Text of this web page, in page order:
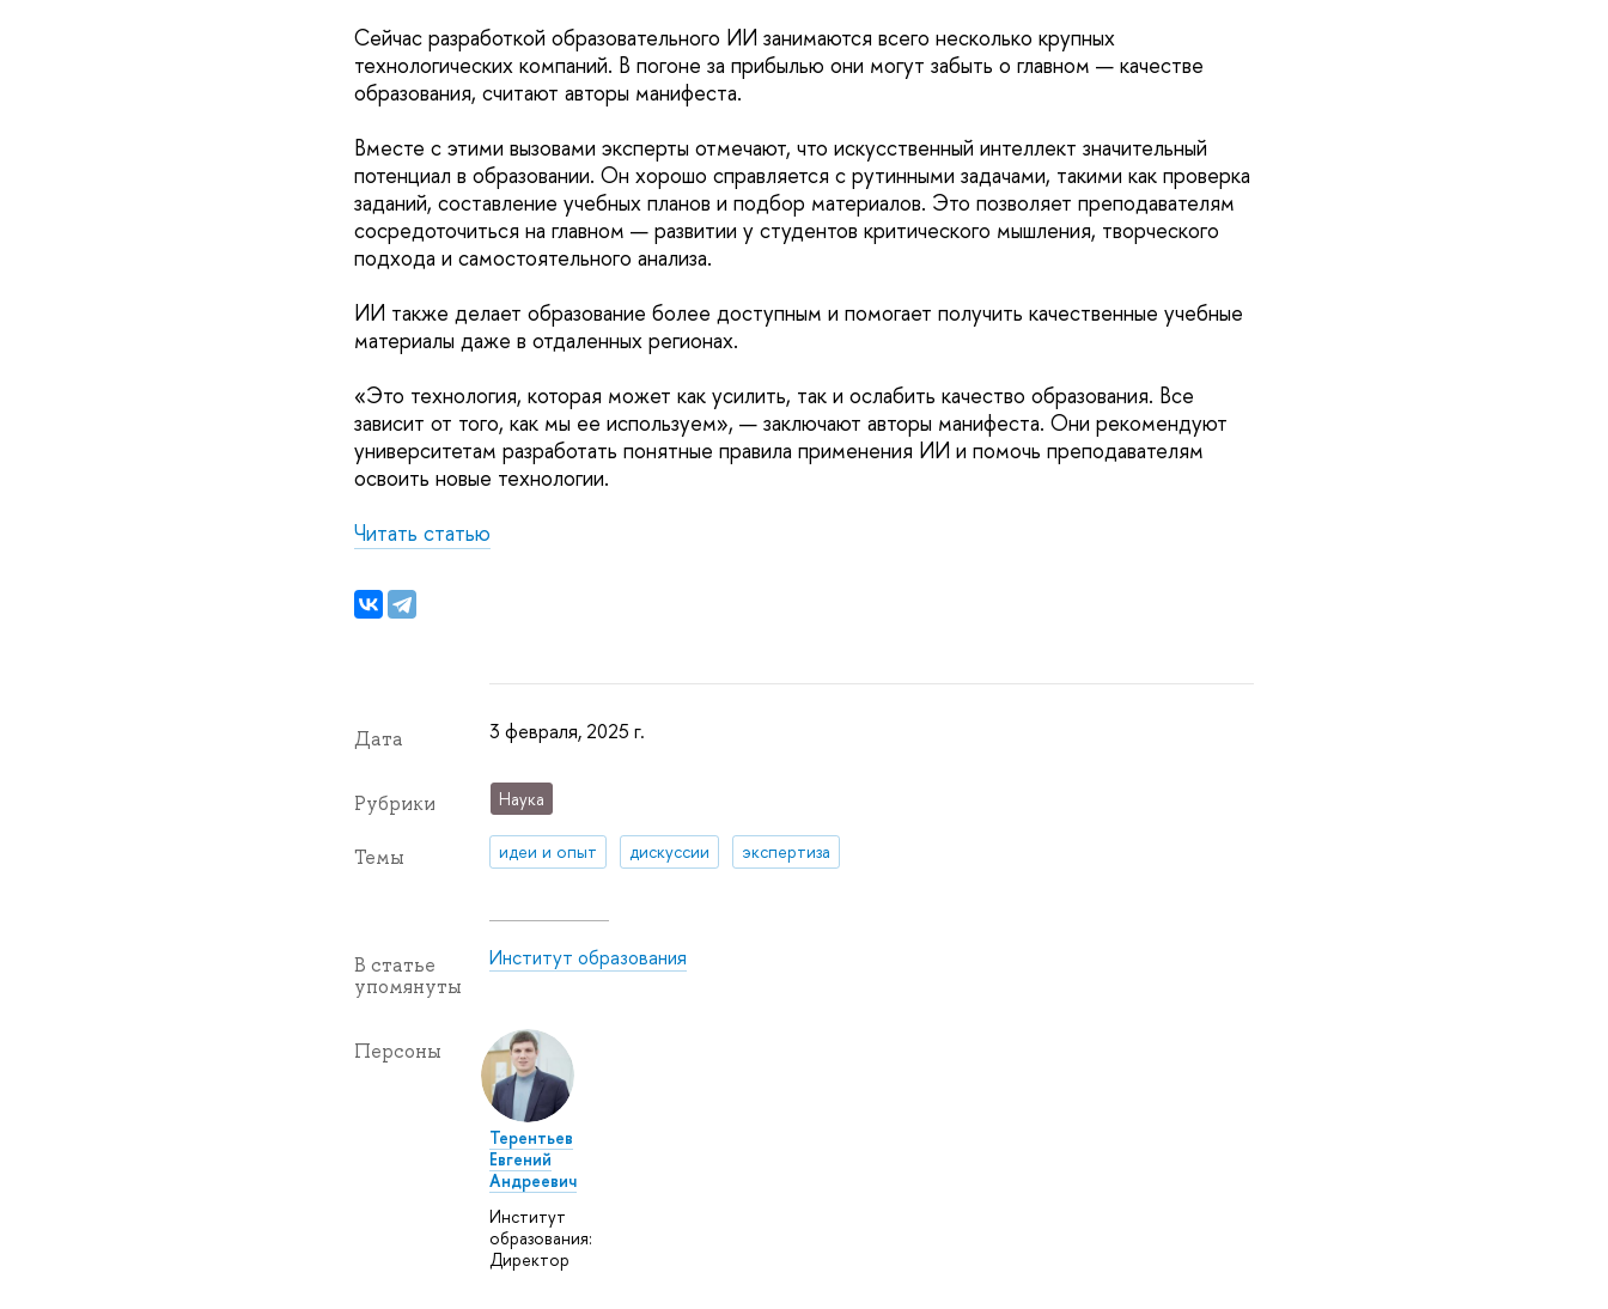
Сейчас разработкой образовательного ИИ занимаются всего несколько крупных
технологических компаний. В погоне за прибылью они могут забыть о главном — качестве
образования, считают авторы манифеста.
Вместе с этими вызовами эксперты отмечают, что искусственный интеллект значительный
потенциал в образовании. Он хорошо справляется с рутинными задачами, такими как проверка
заданий, составление учебных планов и подбор материалов. Это позволяет преподавателям
сосредоточиться на главном — развитии у студентов критического мышления, творческого
подхода и самостоятельного анализа.
ИИ также делает образование более доступным и помогает получить качественные учебные
материалы даже в отдаленных регионах.
«Это технология, которая может как усилить, так и ослабить качество образования. Все
зависит от того, как мы ее используем», — заключают авторы манифеста. Они рекомендуют
университетам разработать понятные правила применения ИИ и помочь преподавателям
освоить новые технологии.
Читать статью
Дата 3 февраля, 2025 г.
Рубрики Наука
Темы идеи и опыт дискуссии экспертиза
В статье
упомянуты
Институт образования
Персоны
Терентьев
Евгений
Андреевич
Институт
образования:
Директор